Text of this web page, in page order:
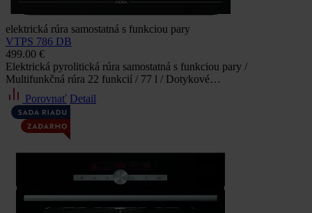
elektrická rúra samostatná s funkciou pary
VTPS 786 DB
499.00 €
Elektrická pyrolitická rúra samostatná s funkciou pary /
Multifunkčná rúra 22 funkcií / 77 l / Dotykové…
Porovnať Detail